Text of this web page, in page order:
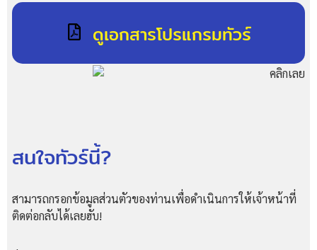
ดูเอกสารโปรแกรมทัวร์
สนใจทัวร์นี้?
สามารถกรอกข้อมูลส่วนตัวของท่านเพื่อดำเนินการให้เจ้าหน้าที่
ติดต่อกลับได้เลยฮับ!